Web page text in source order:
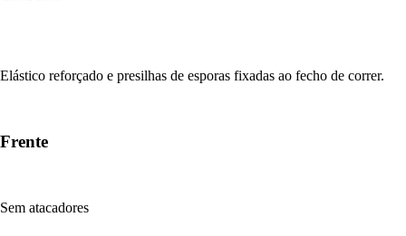
Elástico reforçado e presilhas de esporas fixadas ao fecho de correr.
Frente
Sem atacadores